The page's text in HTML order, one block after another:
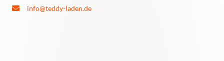
info@teddy-laden.de